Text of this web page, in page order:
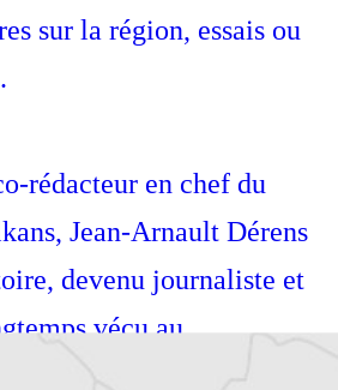
sur la région, essais ou
rédacteur en chef du
Jean-Arnault Dérens
devenu journaliste et
vécu au